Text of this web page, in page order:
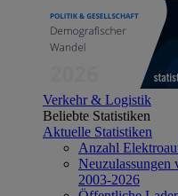
Verkehr & Logistik
Beliebte Statistiken
Aktuelle Statistiken
Anzahl
Neuzulassungen
2003-2026